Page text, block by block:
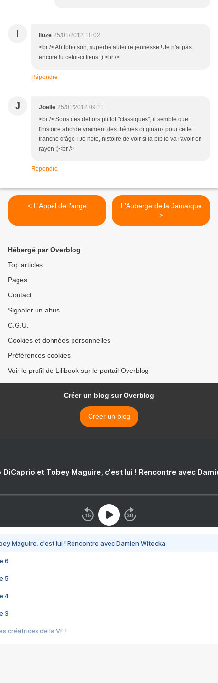
I Iluze 25/01/2012 10:02
<br /> Ah Ibbotson, superbe auteure jeunesse ! Je n'ai pas
encore lu celui-ci tiens :).<br />
Répondre
J Joelle 25/01/2012 09:11
<br /> Sous des dehors plutôt "classiques", il semble que
l'histoire aborde vraiment des thèmes originaux pour cette
tranche d'âge ! Je note, histoire de voir si la biblio va l'avoir en
rayon :)<br />
Répondre
< L'Appel de l'ange
L'Auberge de la Jamaïque
>
Hébergé par Overblog
Top articles
Pages
Contact
Signaler un abus
C.G.U.
Cookies et données personnelles
Préférences cookies
Voir le profil de Lilibook sur le portail Overblog
Créer un blog sur Overblog
Créer un blog
DiCaprio et Tobey Maguire, c'est lui ! Rencontre avec
Maguire, c'est lui ! Rencontre avec Damien Witecka
6
5
4
3
créatrices de la VF !